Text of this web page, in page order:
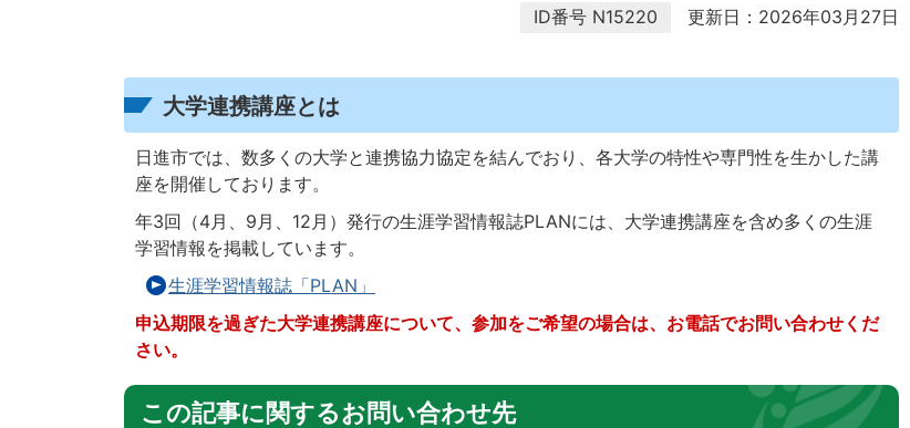
ID番号 N15220 更新日：2026年03月27日
大学連携講座とは
日進市では、数多くの大学と連携協力協定を結んでおり、各大学の特性や専門性を生かした講
座を開催しております。
年3回（4月、9月、12月）発行の生涯学習情報誌PLANには、大学連携講座を含め多くの生涯
学習情報を掲載しています。
生涯学習情報誌「PLAN」
申込期限を過ぎた大学連携講座について、参加をご希望の場合は、お電話でお問い合わせくだ
さい。
この記事に関するお問い合わせ先